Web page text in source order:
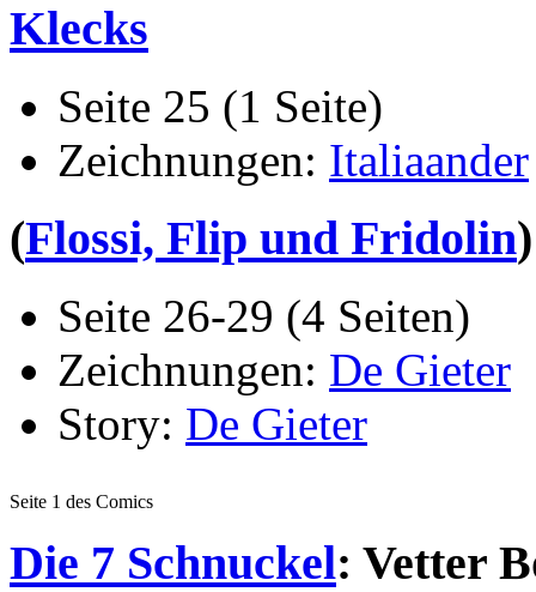
Klecks
Seite 25 (1 Seite)
Zeichnungen: Italiaander
(Flossi, Flip und Fridolin
Seite 26-29 (4 Seiten)
Zeichnungen: De Gieter
Story: De Gieter
Seite 1 des Comics
Die 7 Schnuckel: Vetter